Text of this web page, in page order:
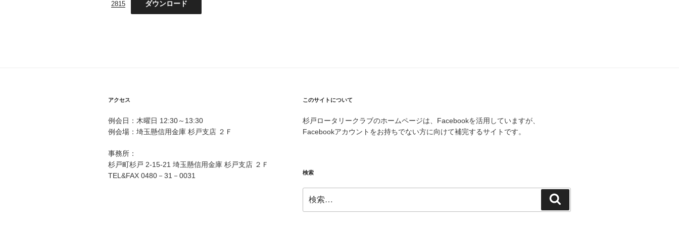
2815 ダウンロード
アクセス
例会日：木曜日 12:30～13:30
例会場：埼玉懸信用金庫 杉戸支店 ２Ｆ
事務所：
杉戸町杉戸 2-15-21 埼玉懸信用金庫 杉戸支店 ２Ｆ
TEL&FAX 0480－31－0031
このサイトについて
杉戸ロータリークラブのホームページは、Facebookを活用していますが、
Facebookアカウントをお持ちでない方に向けて補完するサイトです。
検索
索:
索